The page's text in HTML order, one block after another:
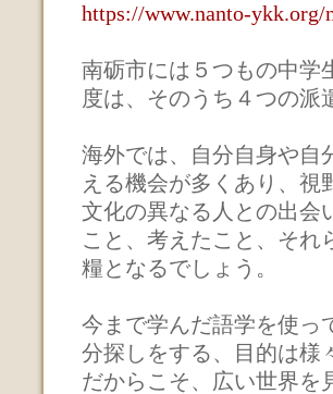
https://www.nanto-ykk.org/
南砺市には５つもの中学
度は、そのうち４つの派
海外では、自分自身や自
える機会が多くあり、視
文化の異なる人との出会
こと、考えたこと、それ
糧となるでしょう。
今まで学んだ語学を使っ
分探しをする、目的は様
だからこそ、広い世界を